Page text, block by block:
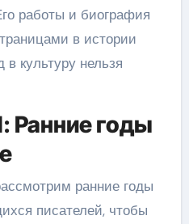
работы и биография
в истории
в культуру нельзя
Ранние годы
ранние годы
писателей, чтобы